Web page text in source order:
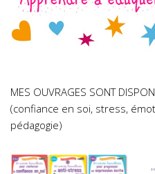
MES OUVRAGES SONT
(confiance en soi, stress,
pédagogie)